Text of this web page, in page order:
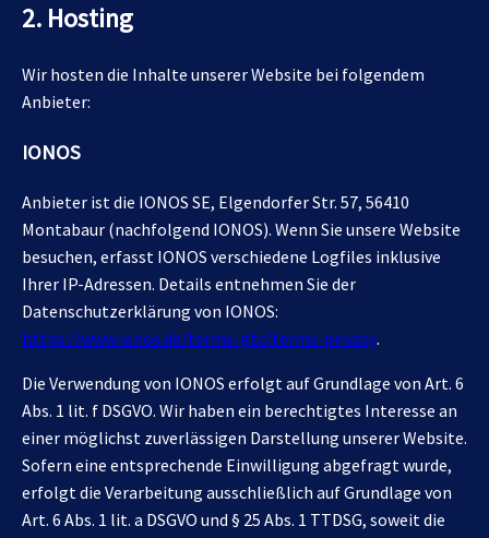
2. Hosting
Wir hosten die Inhalte unserer Website bei folgendem
Anbieter:
IONOS
Anbieter ist die IONOS SE, Elgendorfer Str. 57, 56410
Montabaur (nachfolgend IONOS). Wenn Sie unsere Website
besuchen, erfasst IONOS verschiedene Logfiles inklusive
Ihrer IP-Adressen. Details entnehmen Sie der
Datenschutzerklärung von IONOS:
https://www.ionos.de/terms-gtc/terms-privacy.
Die Verwendung von IONOS erfolgt auf Grundlage von Art. 6
Abs. 1 lit. f DSGVO. Wir haben ein berechtigtes Interesse an
einer möglichst zuverlässigen Darstellung unserer Website.
Sofern eine entsprechende Einwilligung abgefragt wurde,
erfolgt die Verarbeitung ausschließlich auf Grundlage von
Art. 6 Abs. 1 lit. a DSGVO und § 25 Abs. 1 TTDSG, soweit die